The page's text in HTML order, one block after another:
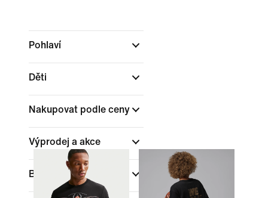
Pohlaví
Děti
Nakupovat podle ceny
Výprodej a akce
Barva